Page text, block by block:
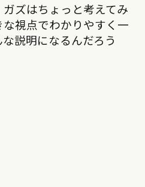
ズはちょっと考えてみ
視点でわかりやすく一
説明になるんだろう